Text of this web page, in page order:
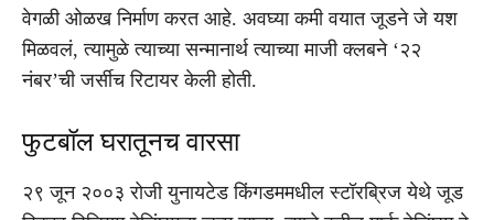
वेगळी ओळख निर्माण करत आहे. अवघ्या कमी वयात जूडने जे यश
मिळवलं, त्यामुळे त्याच्या सन्मानार्थ त्याच्या माजी क्लबने ‘२२
नंबर’ची जर्सीच रिटायर केली होती.
फुटबॉल घरातूनच वारसा
२९ जून २००३ रोजी युनायटेड किंगडममधील स्टॉरब्रिज येथे जूड